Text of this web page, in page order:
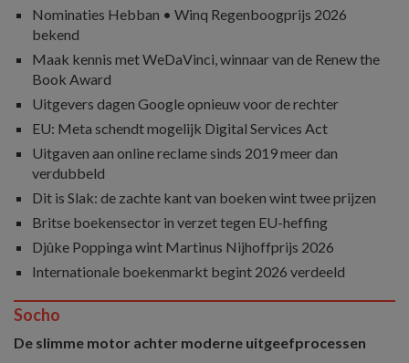
Nominaties Hebban • Winq Regenboogprijs 2026
bekend
Maak kennis met WeDaVinci, winnaar van de Renew the
Book Award
Uitgevers dagen Google opnieuw voor de rechter
EU: Meta schendt mogelijk Digital Services Act
Uitgaven aan online reclame sinds 2019 meer dan
verdubbeld
Dit is Slak: de zachte kant van boeken wint twee prijzen
Britse boekensector in verzet tegen EU-heffing
Djûke Poppinga wint Martinus Nijhoffprijs 2026
Internationale boekenmarkt begint 2026 verdeeld
Socho
De slimme motor achter moderne uitgeefprocessen